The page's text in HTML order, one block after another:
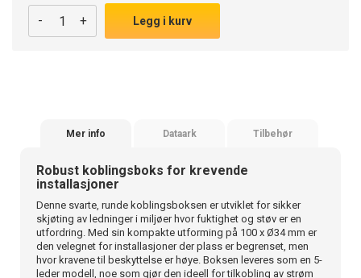
- + Legg i kurv
Mer info Dataark Tilbehør
Robust koblingsboks for krevende
installasjoner
Denne svarte, runde koblingsboksen er utviklet for sikker
skjøting av ledninger i miljøer hvor fuktighet og støv er en
utfordring. Med sin kompakte utforming på 100 x Ø34 mm er
den velegnet for installasjoner der plass er begrenset, men
hvor kravene til beskyttelse er høye. Boksen leveres som en 5-
leder modell, noe som gjør den ideell for tilkobling av strøm